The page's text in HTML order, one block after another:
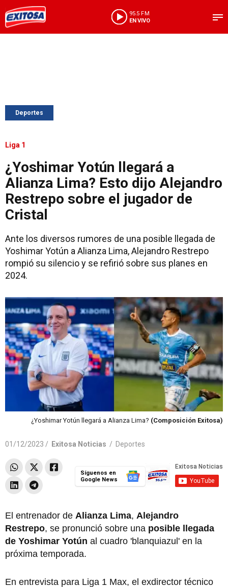
95.5 FM
EN VIVO
Deportes
Liga 1
¿Yoshimar Yotún llegará a
Alianza Lima? Esto dijo Alejandro
Restrepo sobre el jugador de
Cristal
Ante los diversos rumores de una posible llegada de
Yoshimar Yotún a Alianza Lima, Alejandro Restrepo
rompió su silencio y se refirió sobre sus planes en
2024.
¿Yoshimar Yotún llegará a Alianza Lima? (Composición Exitosa)
01/12/2023 / Exitosa Noticias / Deportes
Síguenos en
Google News
El entrenador de Alianza Lima, Alejandro
Restrepo, se pronunció sobre una posible llegada
de Yoshimar Yotún al cuadro 'blanquiazul' en la
próxima temporada.
En entrevista para Liga 1 Max, el exdirector técnico